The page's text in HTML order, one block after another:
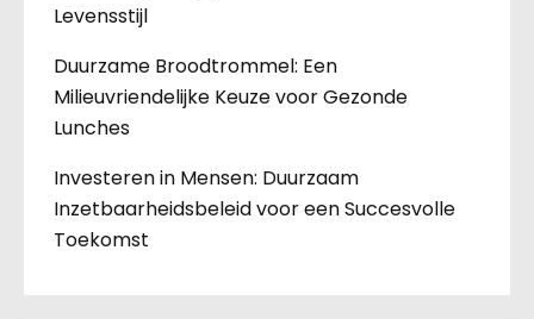
Levensstijl
Duurzame Broodtrommel: Een
Milieuvriendelijke Keuze voor Gezonde
Lunches
Investeren in Mensen: Duurzaam
Inzetbaarheidsbeleid voor een Succesvolle
Toekomst